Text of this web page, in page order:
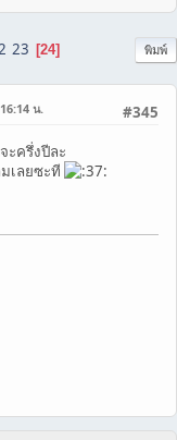
พิมพ์
23 24
#345
น.
ะครึ่งปีละ
เลยซะที